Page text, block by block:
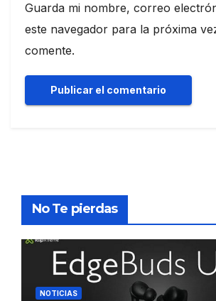
Guarda mi nombre, correo
este navegador para la próxima
comente.
No Te pierdas
NOTICIAS